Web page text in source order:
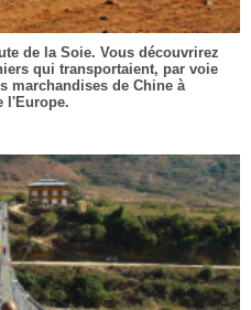
de la Soie. Vous découvrirez
qui transportaient, par voie
marchandises de Chine à
l'Europe.